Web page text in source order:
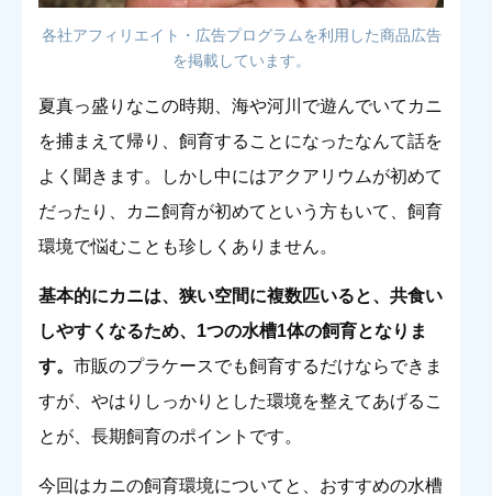
各社アフィリエイト・広告プログラムを利用した商品広告
を掲載しています。
夏真っ盛りなこの時期、海や河川で遊んでいてカニ
を捕まえて帰り、飼育することになったなんて話を
よく聞きます。しかし中にはアクアリウムが初めて
だったり、カニ飼育が初めてという方もいて、飼育
環境で悩むことも珍しくありません。
基本的にカニは、狭い空間に複数匹いると、共食い
しやすくなるため、1つの水槽1体の飼育となりま
す。 市販のプラケースでも飼育するだけならできま
すが、やはりしっかりとした環境を整えてあげるこ
とが、長期飼育のポイントです。
今回はカニの飼育環境についてと、おすすめの水槽